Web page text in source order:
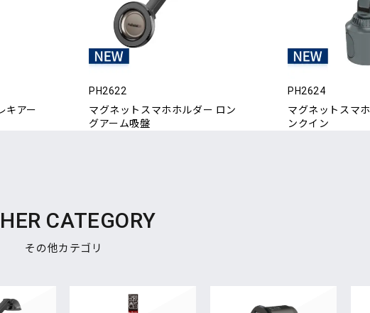
キアー
PH2622
マグネットスマホホルダー ロン
グアーム吸盤
PH2624
マグネットスマ
ンクイン
CATEGORY
その他カテゴリ